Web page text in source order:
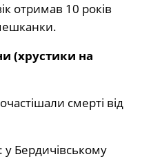
отримав 10 років
(хрустики на
смерті від
Бердичівському